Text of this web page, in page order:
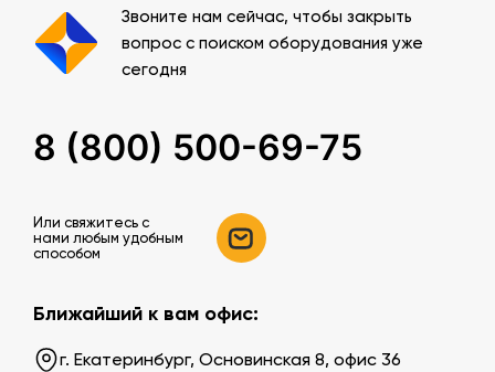
Звоните нам сейчас, чтобы закрыть
вопрос с поиском оборудования уже
сегодня
8 (800) 500-69-75
Или свяжитесь c
нами любым удобным
способом
Ближайший к вам офис:
г. Екатеринбург, Основинская 8, офис 36